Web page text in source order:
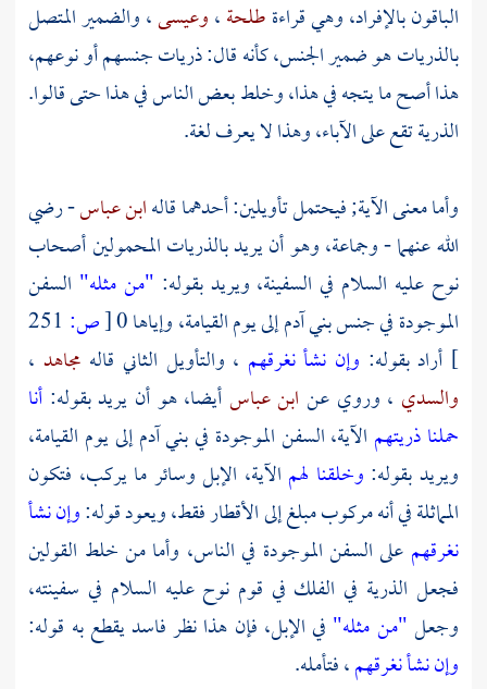
الباقون بالإفراد، وهي قراءةطلحة،وعيسى، والضمير المتصل
بالذريات هو ضمير الجنس، كأنه قال: ذريات جنسهم أو نوعهم،
هذا أصح ما يتجه في هذا، وخلط بعض الناس في هذا حتى قالوا.
الذرية تقع على الآباء، وهذا لا يعرف لغة.
وأما معنى الآية; فيحتمل تأويلين: أحدهما قالهابن عباس- رضي
الله عنهما - وجماعة، وهو أن يريد بالذريات المحمولين أصحاب
نوحعليه السلام في السفينة، ويريد بقوله: "من مثله" السفن
الموجودة في جنس بنيآدمإلى يوم القيامة، وإياها 0 [ص: 251
] أراد بقوله: وإن نشأ نغرقهم ، والتأويل الثاني قاله مجاهد ،
والسدي ، وروي عن ابن عباسأيضا، هو أن يريد بقوله: أنا
حملنا ذريتهم الآية، السفن الموجودة في بنيآدمإلى يوم القيامة،
ويريد بقوله: وخلقنا لهم الآية، الإبل وسائر ما يركب، فتكون
المماثلة في أنه مركوب مبلغ إلى الأقطار فقط، ويعود قوله:وإن نشأ
نغرقهم على السفن الموجودة في الناس، وأما من خلط القولين
فجعل الذرية في الفلك في قوم نوحعليه السلام في سفينته،
وجعل"من مثله" في الإبل، فإن هذا نظر فاسد يقطع به قوله:
وإن نشأ نغرقهم، فتأمله.